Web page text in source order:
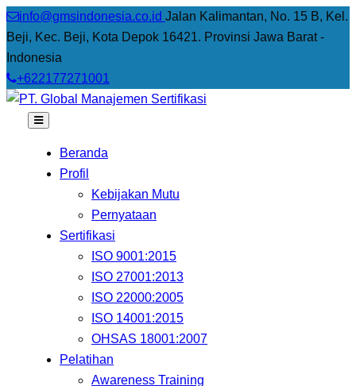
info@gmsindonesia.co.id Jalan Kalimantan, No. 15 B, Kel.
Beji, Kec. Beji, Kota Depok 16421. Provinsi Jawa Barat -
Indonesia
+622177271001
Beranda
Profil
Kebijakan Mutu
Pernyataan
Sertifikasi
ISO 9001:2015
ISO 27001:2013
ISO 22000:2005
ISO 14001:2015
OHSAS 18001:2007
Pelatihan
Awareness Training